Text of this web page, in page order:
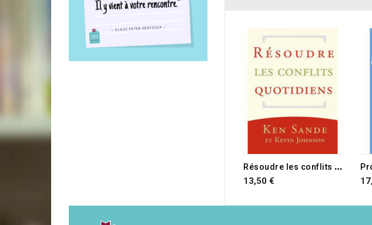
R
ésoudre les conflits quotidiens
13,50 €